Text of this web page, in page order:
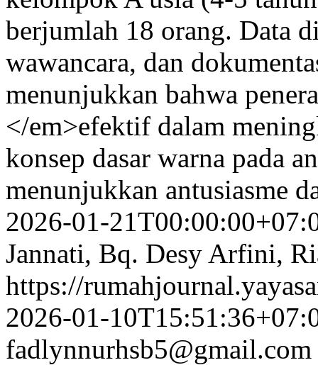
berjumlah 18 orang. Data
wawancara, dan
menunjukkan bahwa
</em>efektif dalam
konsep dasar warna pada
menunjukkan antusiasme
2026-01-
Jannati, Bq. Desy Arfini,
https://
2026-01-
fadlynnurhsb5@gmail.com